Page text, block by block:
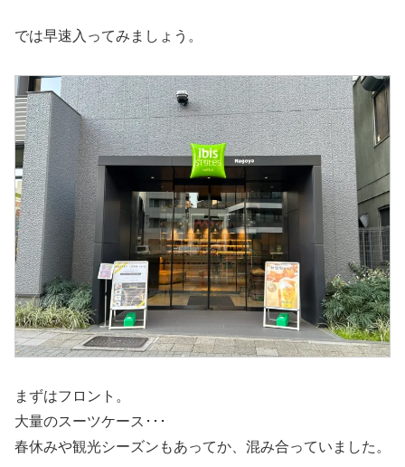
では早速入ってみましょう。
まずはフロント。
大量のスーツケース･･･
春休みや観光シーズンもあってか、混み合っていました。